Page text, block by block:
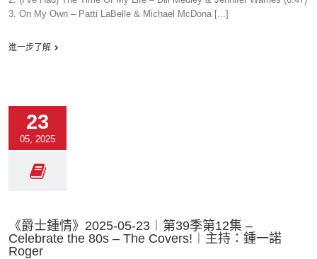
3. On My Own – Patti LaBelle & Michael McDona [...]
進一步了解
23
05, 2025
《爵士鍾情》2025-05-23︱第39季第12集 –
Celebrate the 80s – The Covers!︱主持：鍾一諾
Roger